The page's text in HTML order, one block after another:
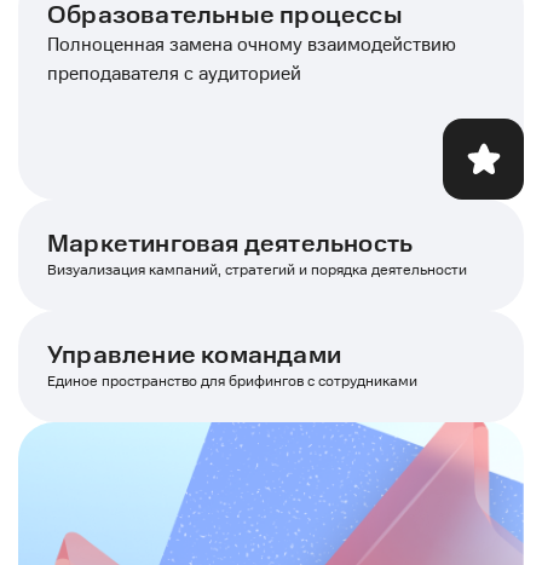
Образовательные процессы
Полноценная замена очному взаимодействию
преподавателя с аудиторией
Маркетинговая деятельность
Визуализация кампаний, стратегий и порядка деятельности
Управление командами
Единое пространство для брифингов с сотрудниками